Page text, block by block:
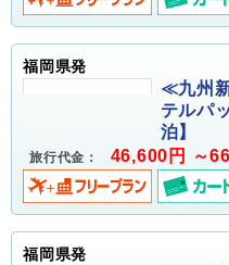
福岡県発
≪九州
テルパ
泊】
旅行代金： 46,600円 ～
福岡県発